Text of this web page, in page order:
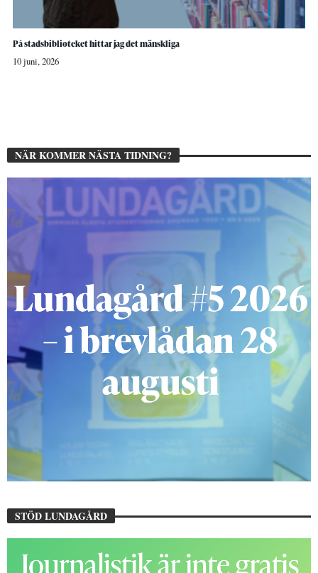
På stadsbiblioteket hittar jag det mänskliga
10 juni, 2026
NÄR KOMMER NÄSTA TIDNING?
STÖD LUNDAGÅRD